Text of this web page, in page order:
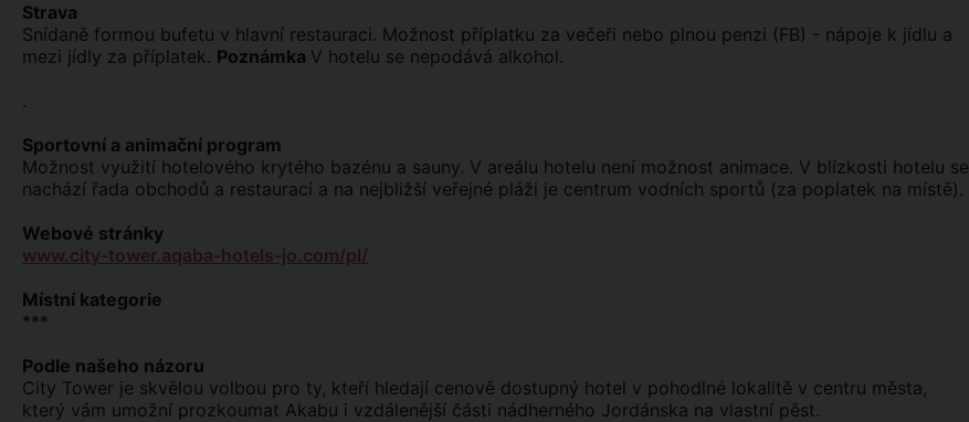
Strava
Snídaně formou bufetu v hlavní restauraci. Možnost příplatku za večeři nebo plnou penzi (FB) - nápoje k jídlu a
mezi jídly za příplatek. Poznámka V hotelu se nepodává alkohol.
.
Sportovní a animační program
Možnost využití hotelového krytého bazénu a sauny. V areálu hotelu není možnost animace. V blízkosti hotelu se
nachází řada obchodů a restaurací a na nejbližší veřejné pláži je centrum vodních sportů (za poplatek na místě).
Webové stránky
www.city-tower.aqaba-hotels-jo.com/pl/
Místní kategorie
***
Podle našeho názoru
City Tower je skvělou volbou pro ty, kteří hledají cenově dostupný hotel v pohodlné lokalitě v centru města,
který vám umožní prozkoumat Akabu i vzdálenější části nádherného Jordánska na vlastní pěst.